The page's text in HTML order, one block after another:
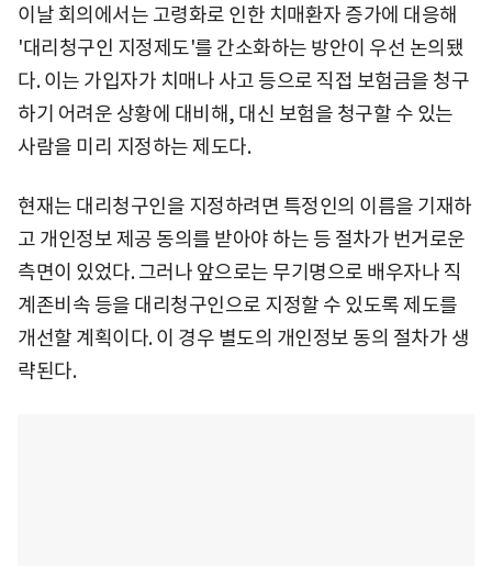
이날 회의에서는 고령화로 인한 치매환자 증가에 대응해
'대리청구인 지정제도'를 간소화하는 방안이 우선 논의됐
다. 이는 가입자가 치매나 사고 등으로 직접 보험금을 청구
하기 어려운 상황에 대비해, 대신 보험을 청구할 수 있는
사람을 미리 지정하는 제도다.
현재는 대리청구인을 지정하려면 특정인의 이름을 기재하
고 개인정보 제공 동의를 받아야 하는 등 절차가 번거로운
측면이 있었다. 그러나 앞으로는 무기명으로 배우자나 직
계존비속 등을 대리청구인으로 지정할 수 있도록 제도를
개선할 계획이다. 이 경우 별도의 개인정보 동의 절차가 생
략된다.